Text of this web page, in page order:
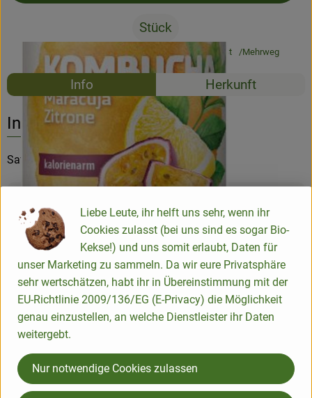
Stück
#61507 6,64 € 19% MwSt Mehrweg
Rezepte
Info Herkunft
Entdecke passende RezepteEs wurden
Info
Saft von Voelkel, regional
Produktinformationen
Nährwert-Info
Produktdatenblatt
Liebe Leute, ihr helft uns sehr, wenn ihr
Cookies zulasst (bei uns sind es sogar Bio-
Kekse!) und uns somit erlaubt, Daten für
unser Marketing zu sammeln. Da wir eure Privatsphäre
sehr wertschätzen, habt ihr in Übereinstimmung mit der
EU-Richtlinie 2009/136/EG (E-Privacy) die Möglichkeit
genau einzustellen, an welche Dienstleister ihr Daten
weitergebt.
Nur notwendige Cookies zulassen